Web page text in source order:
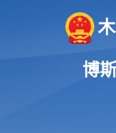
博